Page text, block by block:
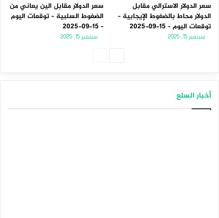
سعر الدولار الاسترالي مقابل
الدولار محاط بالضغوط الإيجابية –
توقعات اليوم – 15-09-2025
سبتمبر 15, 2025
سعر الدولار مقابل الين يعاني من
الضغوط السلبية – توقعات اليوم
– 15-09-2025
سبتمبر 15, 2025
أخبار السلع